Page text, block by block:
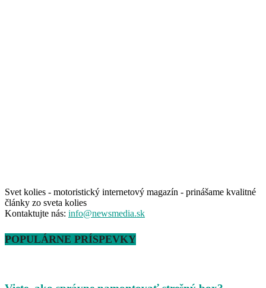
Svet kolies - motoristický internetový magazín - prinášame kvalitné
články zo sveta kolies
Kontaktujte nás: info@newsmedia.sk
POPULÁRNE PRÍSPEVKY